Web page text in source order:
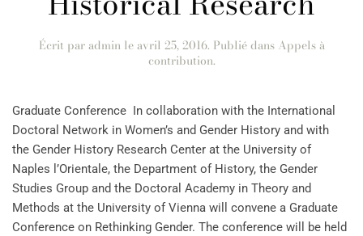
Écrit paradmin leavril 25, 2016. Publié dans Appels à
contribution.
Graduate Conference In collaboration with the International
Doctoral Network in Women’s and Gender History and with
the Gender History Research Center at the University of
Naples l’Orientale, the Department of History, the Gender
Studies Group and the Doctoral Academy in Theory and
Methods at the University of Vienna will convene a Graduate
Conference on Rethinking Gender. The conference will be held